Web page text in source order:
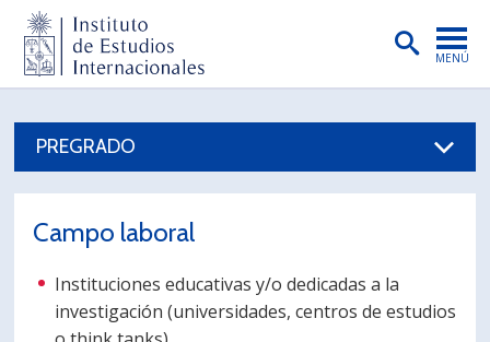
MENÚ
POSTGRADO
INVESTIGACIÓN
PREGRADO
Campo laboral
Instituciones educativas y/o dedicadas a la
investigación (universidades, centros de estudios